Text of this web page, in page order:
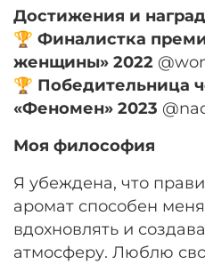
Достижения и
🏆 Финалистка
женщины» 2022
🏆 Победительница
«Феномен» 2023
Моя философия
Я убеждена, что
аромат способен
вдохновлять и
атмосферу. Люблю